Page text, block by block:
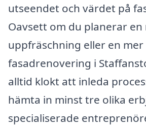
utseendet och värdet på
Oavsett om du planerar en
uppfräschning eller en
fasadrenovering i
alltid klokt att inleda
hämta in minst tre olika
specialiserade